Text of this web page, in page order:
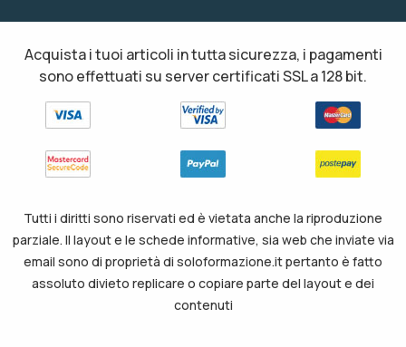
Acquista i tuoi articoli in tutta sicurezza, i pagamenti
sono effettuati su server certificati SSL a 128 bit.
Tutti i diritti sono riservati ed è vietata anche la riproduzione
parziale. Il layout e le schede informative, sia web che inviate via
email sono di proprietà di soloformazione.it pertanto è fatto
assoluto divieto replicare o copiare parte del layout e dei
contenuti